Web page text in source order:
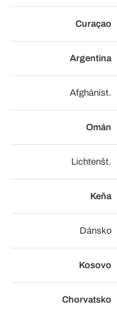
Curaçao
Argentina
Afghánist.
Omán
Lichtenšt.
Keňa
Dánsko
Kosovo
Chorvatsko